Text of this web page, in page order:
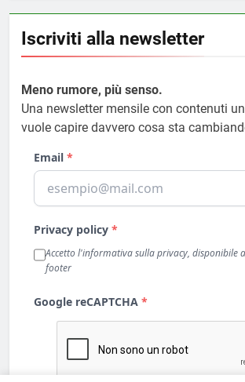
Iscriviti alla newsletter
Meno rumore, più senso.
Una newsletter mensile con contenuti
vuole capire davvero cosa sta